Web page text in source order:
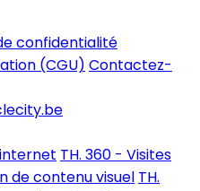
confidentialité
(CGU) Contactez-
TH. 360 - Visites
de contenu visuel TH.